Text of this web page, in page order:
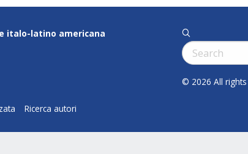
italo-latino americana
Ricerca autori
q
Cerca:
© 2026 All